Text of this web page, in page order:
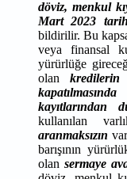
döviz, menkul
Mart 2023
bildirilir. Bu
veya finansal
yürürlüğe
olan kredilerin
kapatılmasında
kayıtlarından
kullanılan
aranmaksızın
barışının
olansermaye